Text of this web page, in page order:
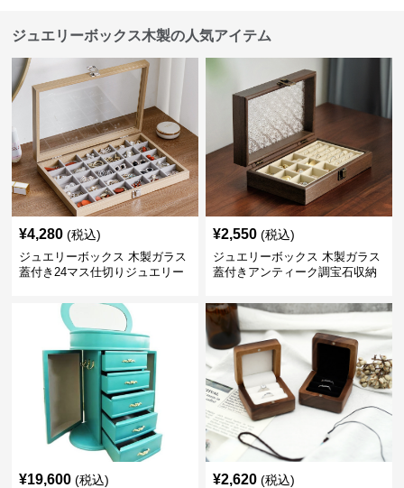
ジュエリーボックス木製の人気アイテム
¥4,280 (税込)
ジュエリーボックス 木製ガラス
蓋付き24マス仕切りジュエリー
¥2,550 (税込)
ジュエリーボックス 木製ガラス
蓋付きアンティーク調宝石収納
¥19,600 (税込) ¥2,620 (税込)